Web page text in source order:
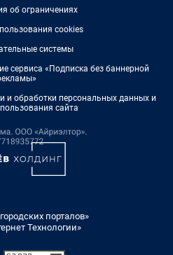
об ограничениях
cookies
системы
сервиса «Подписка без баннерной
и обработки персональных данных и
сайта
порталов»
Технологии»